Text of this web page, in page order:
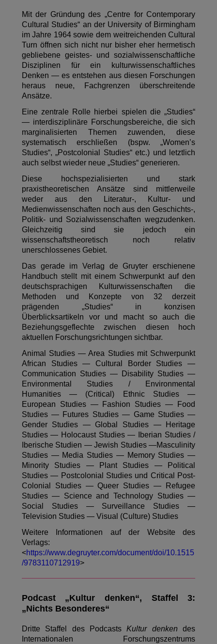
Mit der Gründung des „Centre for Contemporary
Cultural Studies“ an der University of Birmingham
im Jahre 1964 sowie dem weitreichenden Cultural
Turn öffnen sich nicht nur bisher eher hermetisch
gebliebene geistes- und sozialwissenschaftliche
Disziplinen für ein kulturwissenschaftliches
Denken — es entstehen aus diesen Forschungen
heraus neue, Fachgrenzen überschreitende
Ansätze.
Eine zentrale Rolle hierbei spielen die „Studies“
— interdisziplinäre Forschungsbereiche, die sich
marginalisierten Themen zuwenden, diese
systematisch erschließen (bspw. „Women’s
Studies“, „Postcolonial Studies“ etc.) und letztlich
auch selbst wieder neue „Studies“ generieren.
Diese hochspezialisierten und stark
praxistheoretischen Ansätze sind mittlerweile
weder aus den Literatur-, Kultur- und
Medienwissenschaften noch aus den Geschichts-,
Politik- und Sozialwissenschaften wegzudenken.
Gleichzeitig sind sie jedoch ein
wissenschaftstheoretisch noch relativ
unerschlossenes Gebiet.
Das gerade im Verlag de Gruyter erschienene
Handbuch stellt mit einem Schwerpunkt auf den
deutschsprachigen Kulturwissenschaften die
Methoden und Konzepte von 32 derzeit
prägenden „Studies“ in konzisen
Überblicksartikeln vor und macht so auch die
Beziehungsgeflechte zwischen diesen hoch
aktuellen Forschungsrichtungen sichtbar.
Animal Studies — Area Studies mit Schwerpunkt
African Studies — Cultural Border Studies —
Communication Studies — Disability Studies —
Environmental Studies / Environmental
Humanities — (Critical) Ethnic Studies —
European Studies — Fashion Studies — Food
Studies — Futures Studies — Game Studies —
Gender Studies — Global Studies — Heritage
Studies — Holocaust Studies — Iberian Studies /
Iberische Studien — Jewish Studies —Masculinity
Studies — Media Studies — Memory Studies —
Minority Studies — Plant Studies — Political
Studies — Postcolonial Studies und Critical Post-
Colonial Studies — Queer Studies — Refugee
Studies — Science and Technology Studies —
Social Studies — Surveillance Studies —
Television Studies — Visual (Culture) Studies
Weitere Informationen auf der Website des
Verlags:
<https://www.degruyter.com/document/doi/10.1515
/9783110712919>
Podcast „Kultur denken“, Staffel 3:
„Nichts Besonderes“
Dritte Staffel des PodcastsKultur denken des
Internationalen Forschungszentrums